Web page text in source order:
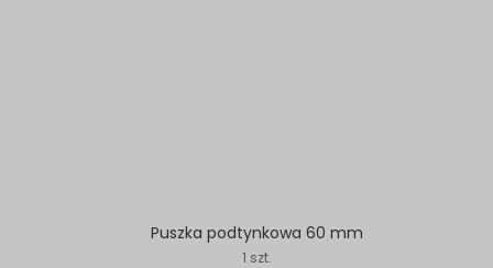
Puszka podtynkowa 60 mm
1 szt.